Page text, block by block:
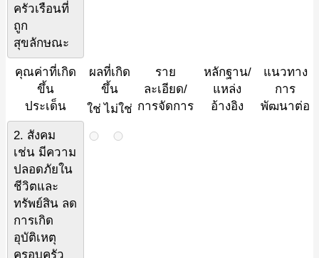
ครัวเรือนที่
ถูก
สุขลักษณะ
คุณค่าที่เกิด
ขึ้น
ประเด็น
ผลที่เกิด
ขึ้น
ราย
ละเอียด/
การจัดการ
หลักฐาน/
แหล่ง
อ้างอิง
แนวทาง
การ
พัฒนาต่อ
ใช่ ไม่ใช่
2. สังคม
เช่น มีความ
ปลอดภัยใน
ชีวิตและ
ทรัพย์สิน ลด
การเกิด
อุบัติเหตุ
ครอบครัว